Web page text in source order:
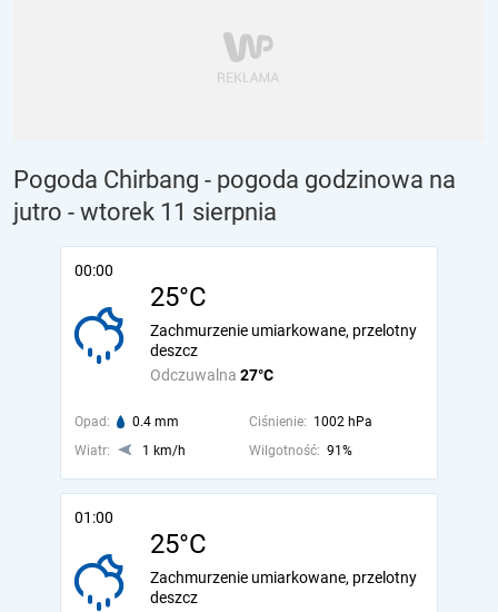
Pogoda Chirbang - pogoda godzinowa na
jutro - wtorek 11 sierpnia
00:00
25°C
Odczuwalna 27°C
Zachmurzenie umiarkowane, przelotny
deszcz
Opad: 0.4 mm Ciśnienie: 1002 hPa
Wiatr:
1 km/h Wilgotność: 91%
01:00
25°C
Zachmurzenie umiarkowane, przelotny
deszcz